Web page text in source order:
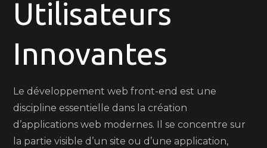
Utilisateurs
Innovantes
Le développement web front-end est une
discipline essentielle dans la création
d’applications web modernes. Il se concentre sur
la partie visible d’un site ou d’une application,